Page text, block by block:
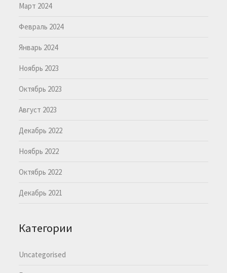
Март 2024
Февраль 2024
Январь 2024
Ноябрь 2023
Октябрь 2023
Август 2023
Декабрь 2022
Ноябрь 2022
Октябрь 2022
Декабрь 2021
Категории
Uncategorised